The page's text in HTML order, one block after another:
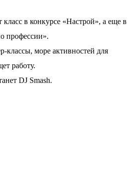
в конкурсе «Настрой», а еще в
профессии».
классы, море активностей для
работу.
DJ Smash.